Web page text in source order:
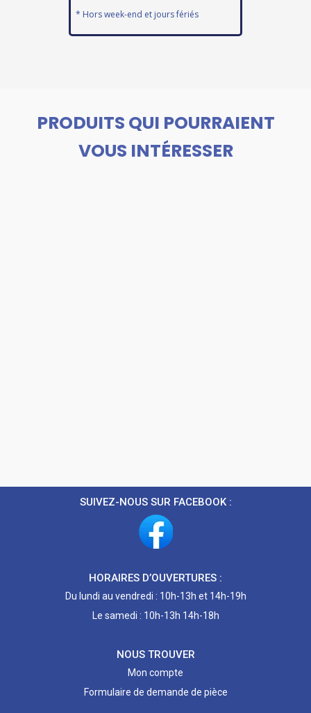
* Hors week-end et jours fériés
PRODUITS QUI POURRAIENT
VOUS INTÉRESSER
SUIVEZ-NOUS SUR FACEBOOK :
HORAIRES D’OUVERTURES :
Du lundi au vendredi : 10h-13h et 14h-19h
Le samedi : 10h-13h 14h-18h
NOUS TROUVER
Mon compte
Formulaire de demande de pièce